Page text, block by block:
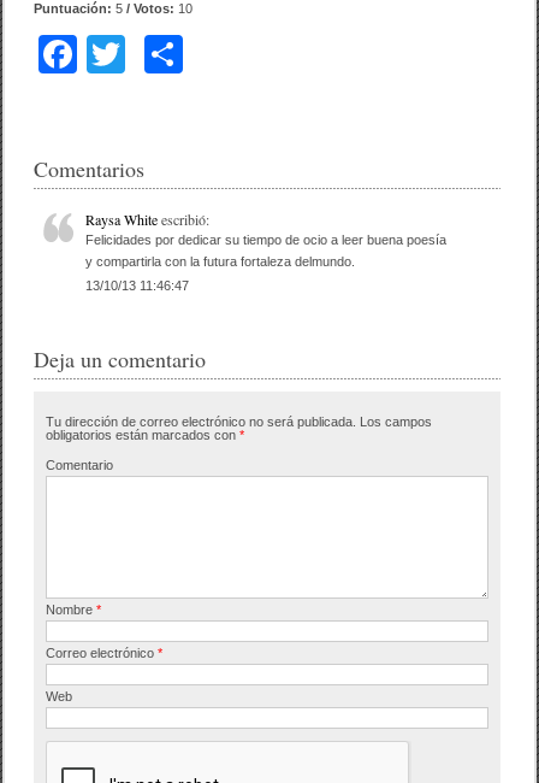
Puntuación:5 / Votos: 10
F
e
b
o
o
er
ar
tir
Comentarios
Raysa Whiteescribió:
Felicidades por dedicar su tiempo de ocio a leer buena poesía
y compartirla con la futura fortaleza delmundo.
13/10/13 11:46:47
Deja un comentario
Tu dirección de correo electrónico no será publicada. Los campos
obligatorios están marcados con*
Comentario
Nombre*
Correo electrónico*
Web